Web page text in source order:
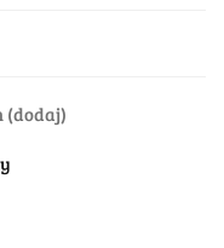
(dodaj)